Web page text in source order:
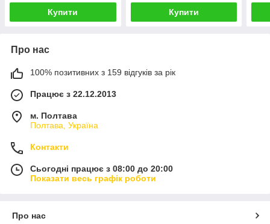
Купити Купити
Про нас
100% позитивних з 159 відгуків за рік
Працює з 22.12.2013
м. Полтава
Полтава, Україна
Контакти
Сьогодні працює з 08:00 до 20:00
Показати весь графік роботи
Про нас